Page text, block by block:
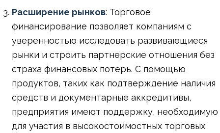
Расширение рынков: Торговое
финансирование позволяет компаниям с
уверенностью исследовать развивающиеся
рынки и строить партнерские отношения без
страха финансовых потерь. С помощью
продуктов, таких как подтверждение наличия
средств и документарные аккредитивы,
предприятия имеют поддержку, необходимую
для участия в высокостоимостных торговых